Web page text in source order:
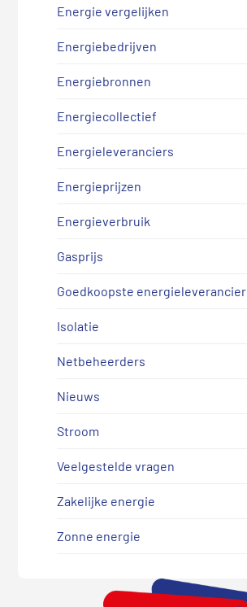
Energie vergelijken
Energiebedrijven
Energiebronnen
Energiecollectief
Energieleveranciers
Energieprijzen
Energieverbruik
Gasprijs
Goedkoopste energieleverancier
Isolatie
Netbeheerders
Nieuws
Stroom
Veelgestelde vragen
Zakelijke energie
Zonne energie